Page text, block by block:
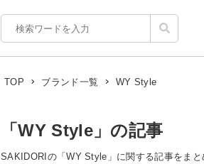
TOP ブランド一覧 WY Style
「WY Style」の記事
SAKIDORIの「WY Style」に関する記事をま